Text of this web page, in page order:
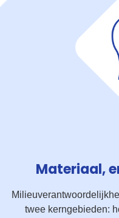
Materiaal,
twee kerngebieden: